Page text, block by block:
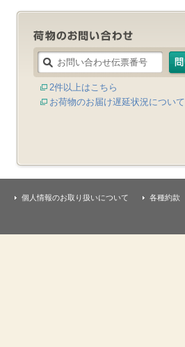
2件以上はこちら
お荷物のお届け遅延状況について
個人情報のお取り扱いについて 各種約款